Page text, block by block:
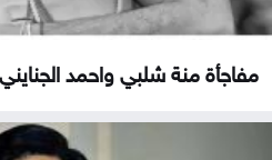
مفاجأة منة شلبي واحمد